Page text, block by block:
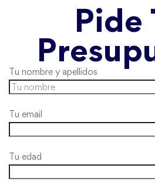
Pide
Tu nombre y apellidos
Tu email
Tu edad